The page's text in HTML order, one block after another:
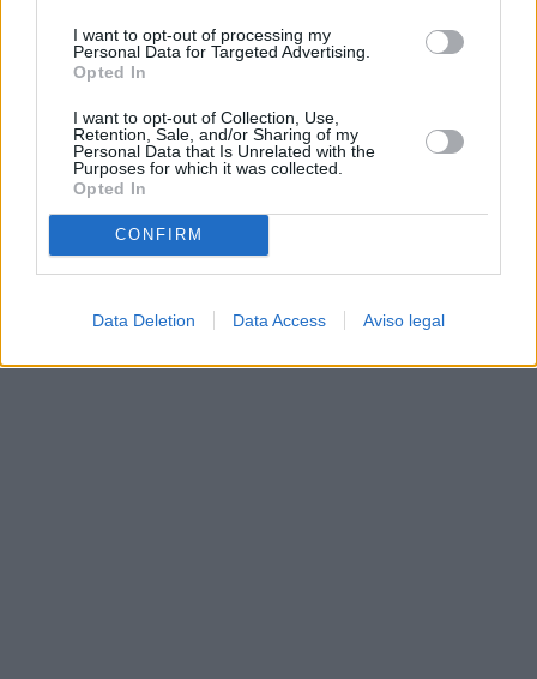
I want to opt-out of processing my
Personal Data for Targeted Advertising.
Opted In
I want to opt-out of Collection, Use,
Retention, Sale, and/or Sharing of my
Personal Data that Is Unrelated with the
Purposes for which it was collected.
Opted In
CONFIRM
Data Deletion Data Access Aviso legal